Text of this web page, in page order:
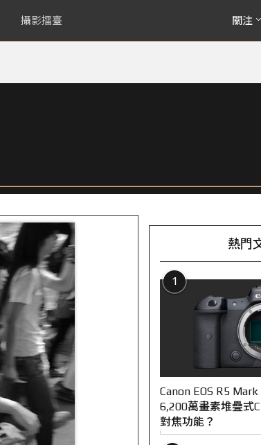
攝影擂臺 關注
熱門
1
Canon EOS R5
6,200萬畫素堆疊式
對焦功能？